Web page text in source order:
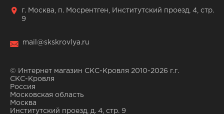
г. Москва, п. Мосрентген, Институтский проезд, 4, стр.
9
mail@skskrovlya.ru
© Интернет магазин СКС-Кровля 2010-2026 г.г.
СКС-Кровля
Россия
Московская область
Москва
Институтский проезд, д. 4, стр. 9